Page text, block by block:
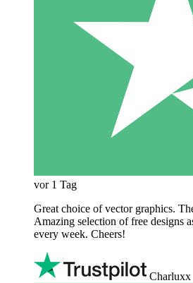
vor 1 Tag
Great choice of vector graphics.
Amazing selection of free designs
every week. Cheers!
Charluxx